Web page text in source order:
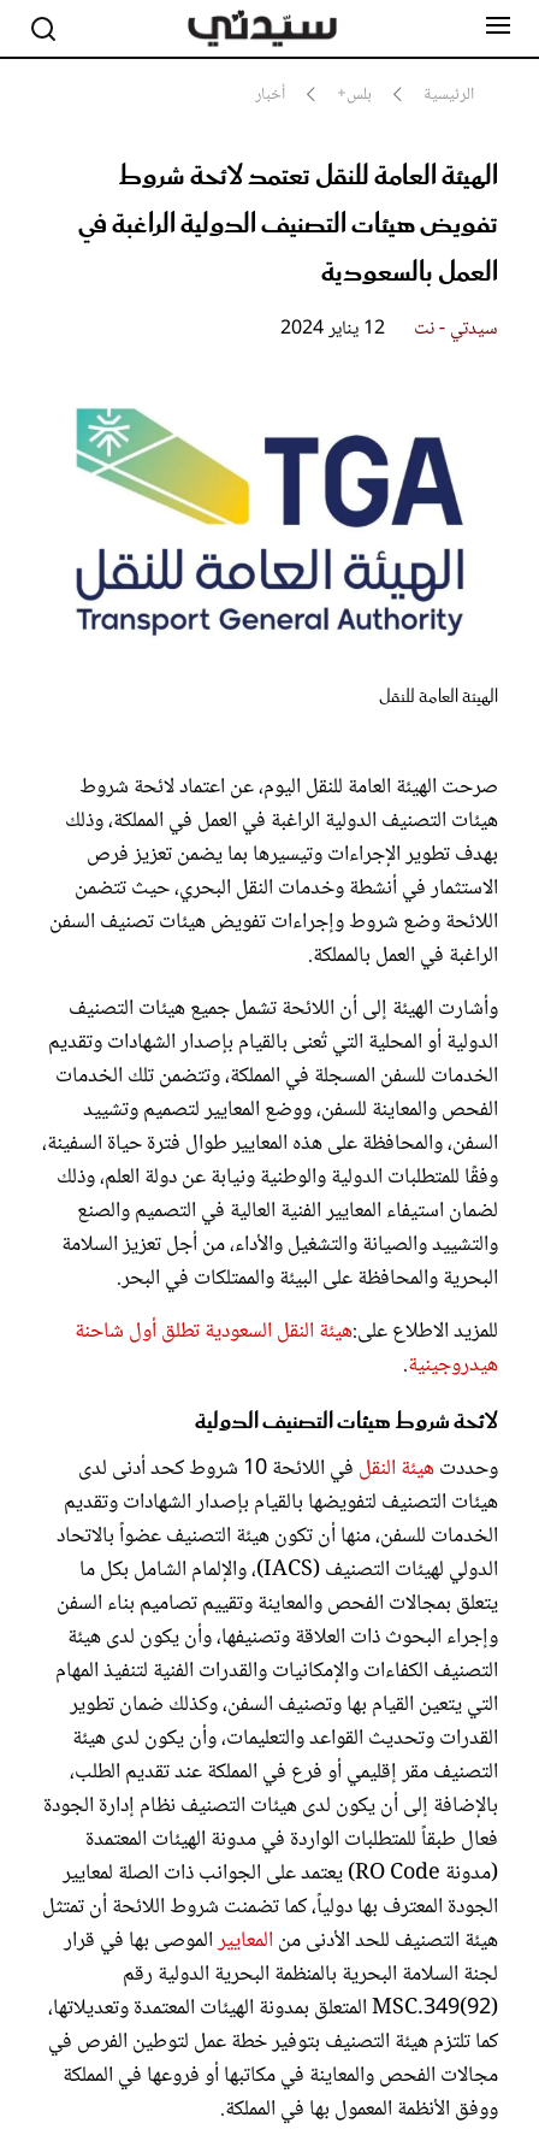
الرئيسية بلس+ أخبار
الهيئة العامة للنقل تعتمد لائحة شروط
تفويض هيئات التصنيف الدولية الراغبة في
العمل بالسعودية
سيدتي - نت 12 يناير 2024
الهيئة العامة للنقل
صرحت الهيئة العامة للنقل اليوم، عن اعتماد لائحة شروط
هيئات التصنيف الدولية الراغبة في العمل في المملكة، وذلك
بهدف تطوير الإجراءات وتيسيرها بما يضمن تعزيز فرص
الاستثمار في أنشطة وخدمات النقل البحري، حيث تتضمن
اللائحة وضع شروط وإجراءات تفويض هيئات تصنيف السفن
الراغبة في العمل بالمملكة.
وأشارت الهيئة إلى أن اللائحة تشمل جميع هيئات التصنيف
الدولية أو المحلية التي تُعنى بالقيام بإصدار الشهادات وتقديم
الخدمات للسفن المسجلة في المملكة، وتتضمن تلك الخدمات
الفحص والمعاينة للسفن، ووضع المعايير لتصميم وتشييد
السفن، والمحافظة على هذه المعايير طوال فترة حياة السفينة،
وفقًا للمتطلبات الدولية والوطنية ونيابة عن دولة العلم، وذلك
لضمان استيفاء المعايير الفنية العالية في التصميم والصنع
والتشييد والصيانة والتشغيل والأداء، من أجل تعزيز السلامة
البحرية والمحافظة على البيئة والممتلكات في البحر.
للمزيد الاطلاع على:هيئة النقل السعودية تطلق أول شاحنة
هيدروجينية.
لائحة شروط هيئات التصنيف الدولية
وحددتهيئة النقل
في اللائحة 10 شروط كحد أدنى لدى
هيئات التصنيف لتفويضها بالقيام بإصدار الشهادات وتقديم
الخدمات للسفن، منها أن تكون هيئة التصنيف عضواً بالاتحاد
الدولي لهيئات التصنيف (IACS)، والإلمام الشامل بكل ما
يتعلق بمجالات الفحص والمعاينة وتقييم تصاميم بناء السفن
وإجراء البحوث ذات العلاقة وتصنيفها، وأن يكون لدى هيئة
التصنيف الكفاءات والإمكانيات والقدرات الفنية لتنفيذ المهام
التي يتعين القيام بها وتصنيف السفن، وكذلك ضمان تطوير
القدرات وتحديث القواعد والتعليمات، وأن يكون لدى هيئة
التصنيف مقر إقليمي أو فرع في المملكة عند تقديم الطلب،
بالإضافة إلى أن يكون لدى هيئات التصنيف نظام إدارة الجودة
فعال طبقاً للمتطلبات الواردة في مدونة الهيئات المعتمدة
(مدونة RO Code) يعتمد على الجوانب ذات الصلة لمعايير
الجودة المعترف بها دولياً، كما تضمنت شروط اللائحة أن تمتثل
هيئة التصنيف للحد الأدنى من المعاييرالموصى بها في قرار
لجنة السلامة البحرية بالمنظمة البحرية الدولية رقم
MSC.349(92) المتعلق بمدونة الهيئات المعتمدة وتعديلاتها،
كما تلتزم هيئة التصنيف بتوفير خطة عمل لتوطين الفرص في
مجالات الفحص والمعاينة في مكاتبها أو فروعها في المملكة
ووفق الأنظمة المعمول بها في المملكة.
مشاهير
أناقة
جمال
سيدتي وطفلك
بلس+
مقالات الرأي
عروس سيدتي
مجلة سيدتي